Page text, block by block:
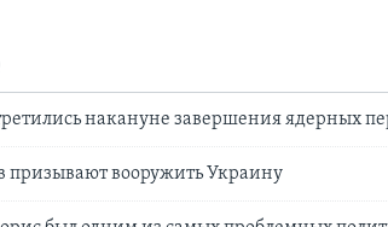
накануне завершения ядерных
призывают вооружить Украину